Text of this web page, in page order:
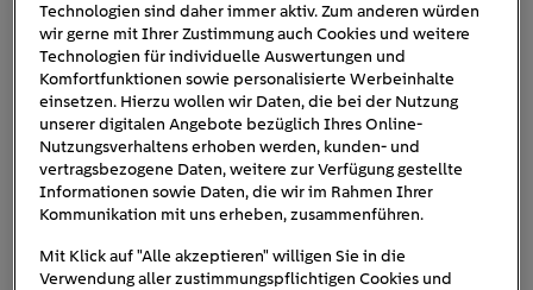
Technologien sind daher immer aktiv. Zum anderen würden
wir gerne mit Ihrer Zustimmung auch Cookies und weitere
Technologien für individuelle Auswertungen und
Komfortfunktionen sowie personalisierte Werbeinhalte
einsetzen. Hierzu wollen wir Daten, die bei der Nutzung
unserer digitalen Angebote bezüglich Ihres Online-
Nutzungsverhaltens erhoben werden, kunden- und
vertragsbezogene Daten, weitere zur Verfügung gestellte
Informationen sowie Daten, die wir im Rahmen Ihrer
Kommunikation mit uns erheben, zusammenführen.
Mit Klick auf "Alle akzeptieren" willigen Sie in die
Verwendung aller zustimmungspflichtigen Cookies und